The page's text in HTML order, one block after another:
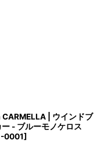
| ウインドブ
ー - ブルーモノケロス
0001]